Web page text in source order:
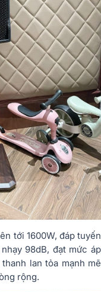
tới 1600W, đáp tuyến
98dB, đạt mức áp
lan tỏa mạnh mẽ
rộng.